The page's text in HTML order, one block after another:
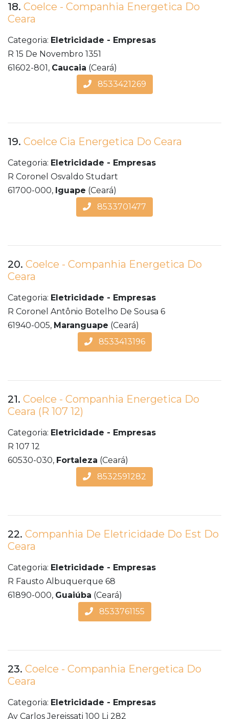
18. Coelce - Companhia Energetica Do
Ceara
Categoria: Eletricidade - Empresas
R 15 De Novembro 1351
61602-801, Caucaia (Ceará)
8533421269
19. Coelce Cia Energetica Do Ceara
Categoria: Eletricidade - Empresas
R Coronel Osvaldo Studart
61700-000, Iguape (Ceará)
8533701477
20. Coelce - Companhia Energetica Do
Ceara
Categoria: Eletricidade - Empresas
R Coronel Antônio Botelho De Sousa 6
61940-005, Maranguape (Ceará)
8533413196
21. Coelce - Companhia Energetica Do
Ceara (R 107 12)
Categoria: Eletricidade - Empresas
R 107 12
60530-030, Fortaleza (Ceará)
8532591282
22. Companhia De Eletricidade Do Est Do
Ceara
Categoria: Eletricidade - Empresas
R Fausto Albuquerque 68
61890-000, Guaiúba (Ceará)
8533761155
23. Coelce - Companhia Energetica Do
Ceara
Categoria: Eletricidade - Empresas
Av Carlos Jereissati 100 Lj 282